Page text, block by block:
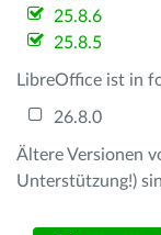
25.8.6
25.8.5
LibreOffice ist in
26.8.0
Ältere Versionen
Unterstützung!)